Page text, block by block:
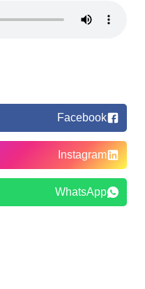
Facebook
Instagram
WhatsApp